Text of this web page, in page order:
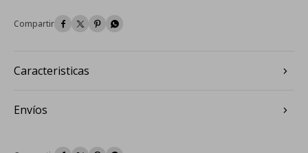
   
Caracteristicas
Envíos